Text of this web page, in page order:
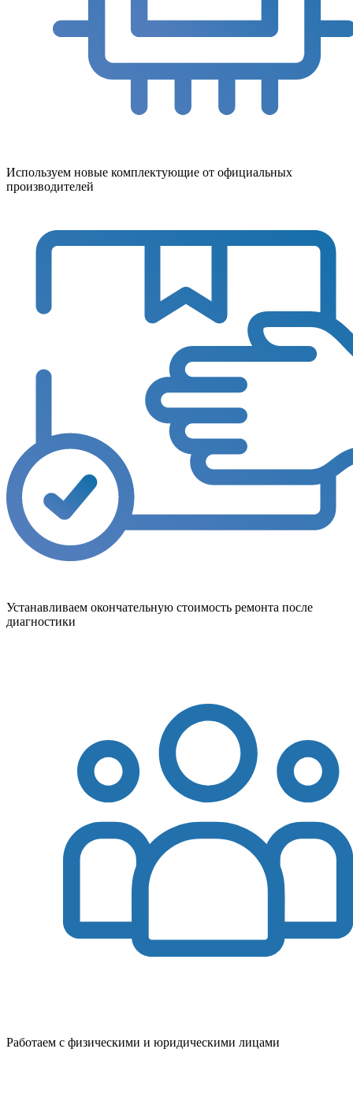
Используем новые комплектующие от официальных
производителей
Устанавливаем окончательную стоимость ремонта после
диагностики
Работаем с физическими и юридическими лицами